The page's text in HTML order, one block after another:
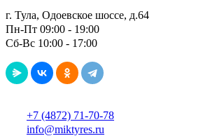
г. Тула, Одоевское шоссе, д.64
Пн-Пт 09:00 - 19:00
Сб-Вс 10:00 - 17:00
+7 (4872) 71-70-78
info@miktyres.ru